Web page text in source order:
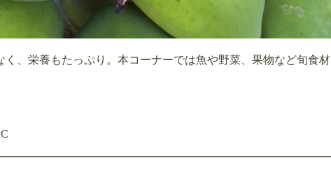
、栄養もたっぷり。本コーナーでは魚や野菜、果物など旬食材